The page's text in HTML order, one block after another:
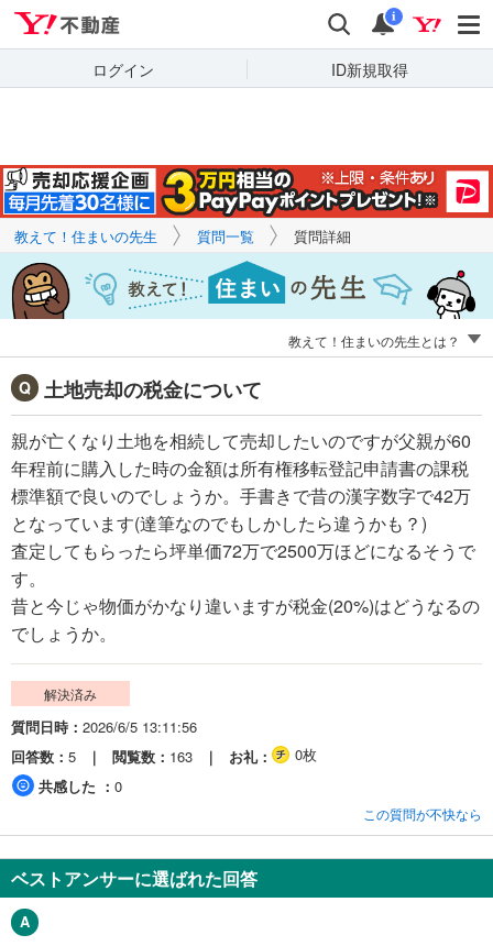
検索 通知
i
ログイン ID新規取得
キーワードで
質問を探す
教えて！住まいの先生 質問一覧 質問詳細
教えて！住まいの先生とは？
土地売却の税金について
親が亡くなり土地を相続して売却したいのですが父親が60
年程前に購入した時の金額は所有権移転登記申請書の課税
標準額で良いのでしょうか。手書きで昔の漢字数字で42万
となっています(達筆なのでもしかしたら違うかも？)
査定してもらったら坪単価72万で2500万ほどになるそうで
す。
昔と今じゃ物価がかなり違いますが税金(20%)はどうなるの
でしょうか。
解決済み
質問日時
2026/6/5 13:11:56
回答数
5 閲覧数 163 お礼
0枚
共感した
0
この質問が不快なら
ベストアンサーに選ばれた回答